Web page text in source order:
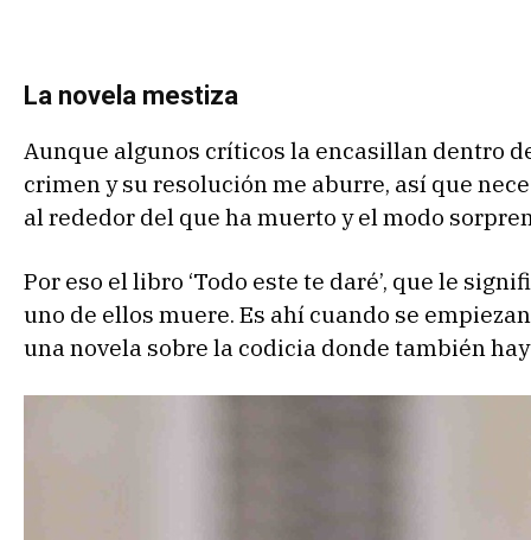
La novela mestiza
Aunque algunos críticos la encasillan dentro
crimen y su resolución me aburre, así que
al rededor del que ha muerto y el modo
Por eso el libro ‘Todo este te daré’, que le
uno de ellos muere. Es ahí cuando se
una novela sobre la codicia donde también